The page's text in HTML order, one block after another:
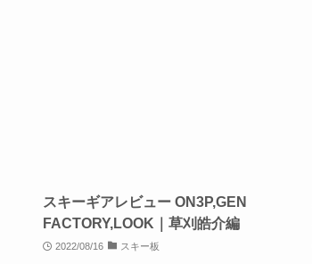
スキーギアレビュー ON3P,GEN
FACTORY,LOOK｜草刈皓介編
2022/08/16 スキー板